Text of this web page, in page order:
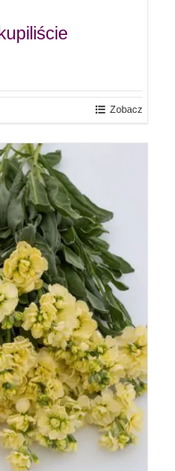
Zobacz